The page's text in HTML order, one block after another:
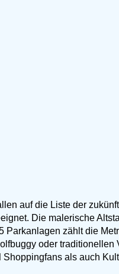
auf die Liste der
Die malerische
zählt die
oder
als auch